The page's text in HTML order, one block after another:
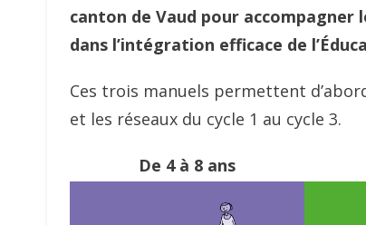
canton de Vaud pour
dans l’intégration efficace de
Ces trois manuels permettent
et les réseaux du cycle 1 au cycle 3.
De 4 à 8 ans